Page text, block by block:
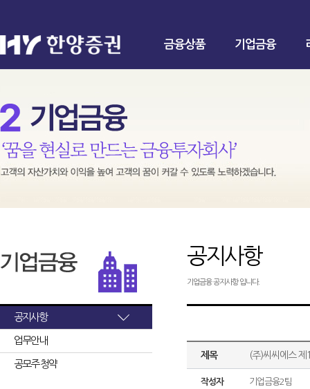
금융상품 기업금융
공지사항
업무안내
공모주 청약
공지사항
기업금융 공지사항 입니다.
제목 (주)씨씨에스
작성자 기업금융2팀